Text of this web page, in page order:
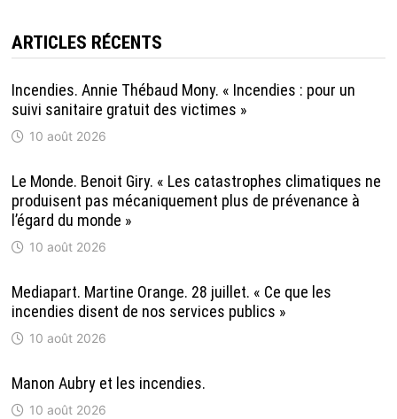
ARTICLES RÉCENTS
Incendies. Annie Thébaud Mony. « Incendies : pour un
suivi sanitaire gratuit des victimes »
10 août 2026
Le Monde. Benoit Giry. « Les catastrophes climatiques ne
produisent pas mécaniquement plus de prévenance à
l’égard du monde »
10 août 2026
Mediapart. Martine Orange. 28 juillet. « Ce que les
incendies disent de nos services publics »
10 août 2026
Manon Aubry et les incendies.
10 août 2026